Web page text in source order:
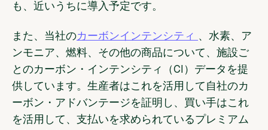
も、近いうちに導入予定です。
また、当社のカーボンインテンシティ
、水素、ア
ンモニア、燃料、その他の商品について、施設ご
とのカーボン・インテンシティ（CI）データを提
供しています。生産者はこれを活用して自社のカ
ーボン・アドバンテージを証明し、買い手はこれ
を活用して、支払いを求められているプレミアム